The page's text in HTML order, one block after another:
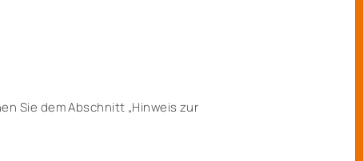
Sie dem Abschnitt „Hinweis zur